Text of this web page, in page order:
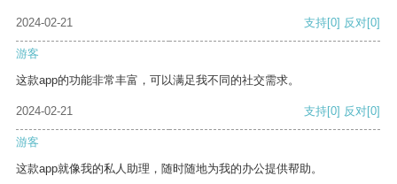
2024-02-21 支持[0] 反对[0]
游客
这款app的功能非常丰富，可以满足我不同的社交需求。
2024-02-21 支持[0] 反对[0]
游客
这款app就像我的私人助理，随时随地为我的办公提供帮助。